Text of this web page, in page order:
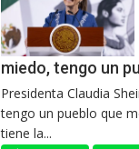
miedo, tengo un
Presidenta Claudia
tengo un pueblo que
tiene la...